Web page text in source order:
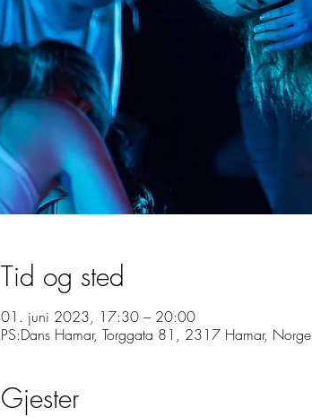
Tid og sted
01. juni 2023, 17:30 – 20:00
PS:Dans Hamar, Torggata 81, 2317 Hamar, Norge
Gjester